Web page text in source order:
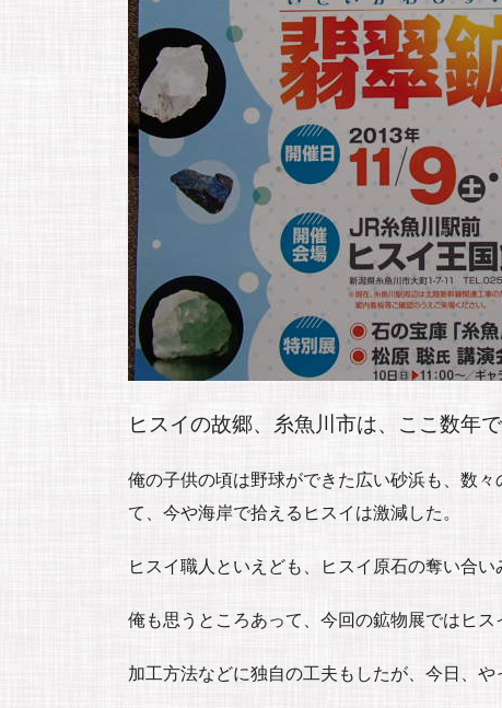
ヒスイの故郷、糸魚川市は、ここ数年
俺の子供の頃は野球ができた広い砂浜も、数
て、今や海岸で拾えるヒスイは激減した。
ヒスイ職人といえども、ヒスイ原石の奪い合い
俺も思うところあって、今回の鉱物展ではヒ
加工方法などに独自の工夫もしたが、今日、や